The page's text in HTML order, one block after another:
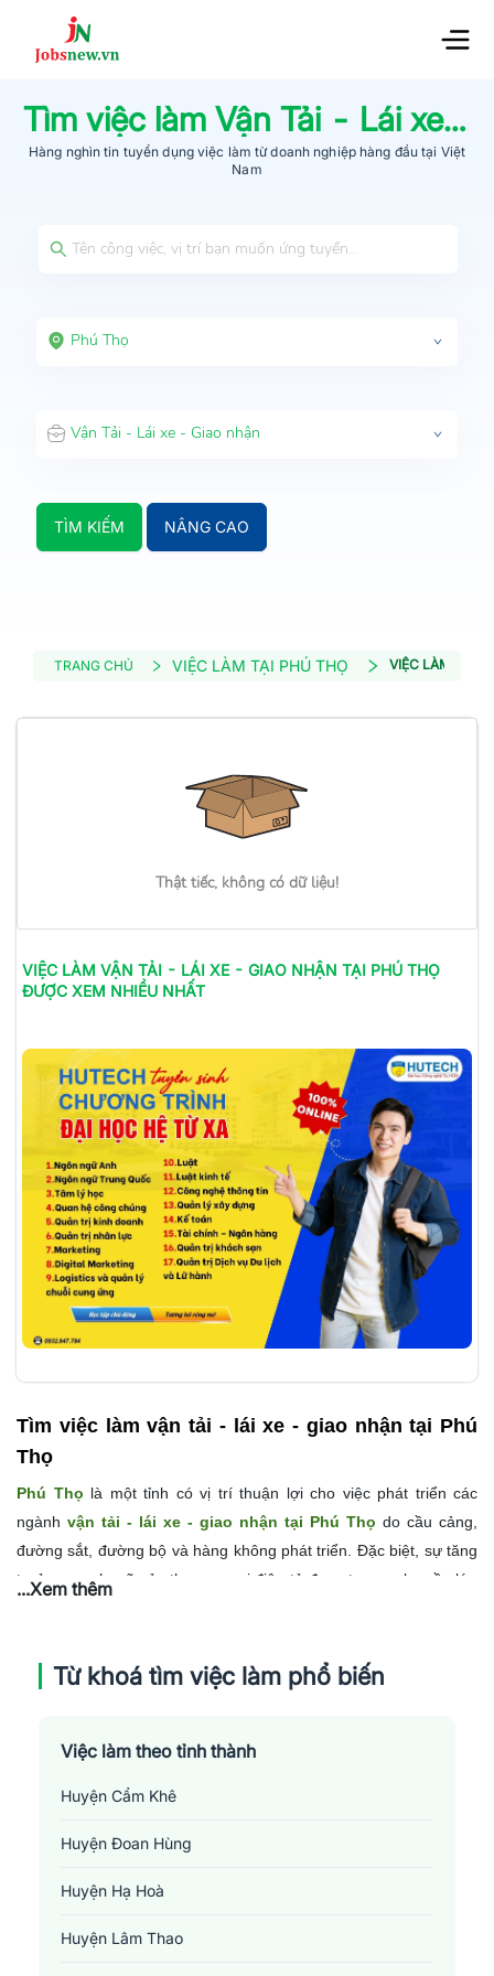
Tìm việc làmVận Tải - Lái xe - Giao nhận
Hàng nghìn tin tuyển dụng việc làm từdoanh nghiệp hàng đầu tại Việt
Nam
Phú Thọ
Vận Tải - Lái xe - Giao nhận
TÌM KIẾM NÂNG CAO
TRANG CHỦ VIỆC LÀM TẠI PHÚ THỌ VIỆC LÀM VẬN
Thật tiếc, không có dữ liệu!
VIỆC LÀM VẬN TẢI - LÁI XE - GIAO NHẬN TẠI PHÚ THỌ
ĐƯỢC XEM NHIỀU NHẤT
Tìm việc làm vận tải - lái xe - giao nhận tại Phú
Thọ
Phú Thọ là một tỉnh có vị trí thuận lợi cho việc phát triển các
ngành vận tải - lái xe - giao nhận tại Phú Thọ do cầu cảng,
đường sắt, đường bộ và hàng không phát triển. Đặc biệt, sự tăng
trưởng mạnh mẽ của thương mại điện tử đang tạo ra nhu cầu lớn
nghiệp, thiếu hạ tầng giao thông hiện đại và môi trường làm việc
không đảm bảo. Ngoài ra, mức lương và phúc lợi chưa thực sự
...Xem thêm
Từ khoá tìm việc làm phổ biến
Việc làm theo tỉnh thành
Huyện Cẩm Khê
Huyện Đoan Hùng
Huyện Hạ Hoà
Huyện Lâm Thao